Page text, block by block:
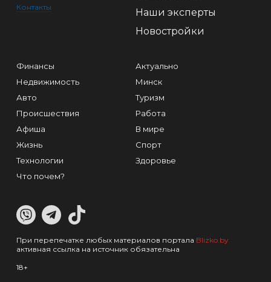
Контакты
Наши эксперты
Новостройки
Финансы
Недвижимость
Авто
Происшествия
Афиша
Жизнь
Технологии
Что почем?
Актуально
Минск
Туризм
Работа
В мире
Спорт
Здоровье
При перепечатке любых материалов портала Blizko.by
активная ссылка на источник обязательна
18+